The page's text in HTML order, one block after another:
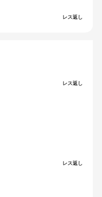
レス返し
レス返し
レス返し